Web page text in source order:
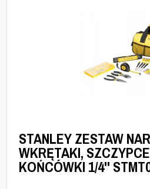
STANLEY ZESTAW
WKRĘTAKI,
KOŃCÓWKI 1/4''